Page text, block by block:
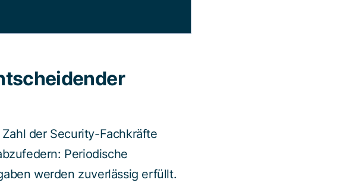
der Security-Fachkräfte
Periodische
werden zuverlässig erfüllt.